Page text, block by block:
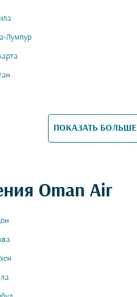
Лумпур
ПОКАЗАТЬ БОЛЬШЕ
Oman Air